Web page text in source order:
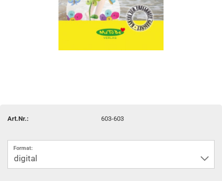
Art.Nr.: 603-603
Format: